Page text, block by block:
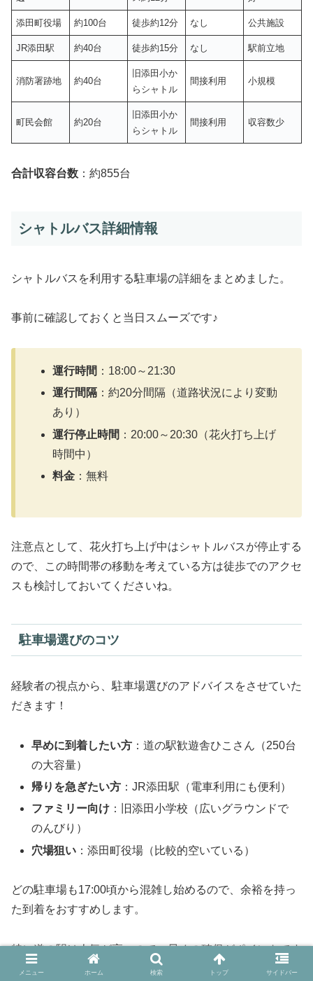
添田町役場 約100台 徒歩約12分 なし 公共施設
JR添田駅 約40台 徒歩約15分 なし 駅前立地
消防署跡地 約40台
旧添田小か
らシャトル
間接利用 小規模
町民会館 約20台
旧添田小か
らシャトル
間接利用 収容数少
合計収容台数 ：約855台
シャトルバス詳細情報
シャトルバスを利用する駐車場の詳細をまとめました。
事前に確認しておくと当日スムーズです♪
運行時間 ：18:00～21:30
運行間隔 ：約20分間隔（道路状況により変動
あり）
運行停止時間 ：20:00～20:30（花火打ち上げ
時間中）
料金 ：無料
注意点として、花火打ち上げ中はシャトルバスが停止する
ので、この時間帯の移動を考えている方は徒歩でのアクセ
スも検討しておいてくださいね。
駐車場選びのコツ
経験者の視点から、駐車場選びのアドバイスをさせていた
だきます！
早めに到着したい方 ：道の駅歓遊舎ひこさん（250台
の大容量）
帰りを急ぎたい方 ：JR添田駅（電車利用にも便利）
ファミリー向け ：旧添田小学校（広いグラウンドで
のんびり）
穴場狙い ：添田町役場（比較的空いている）
どの駐車場も17:00頃から混雑し始めるので、余裕を持っ
た到着をおすすめします。
特に道の駅は人気が高いので、早めの確保がポイントです
よ♪
メニュー ホーム 検索 トップ サイドバー